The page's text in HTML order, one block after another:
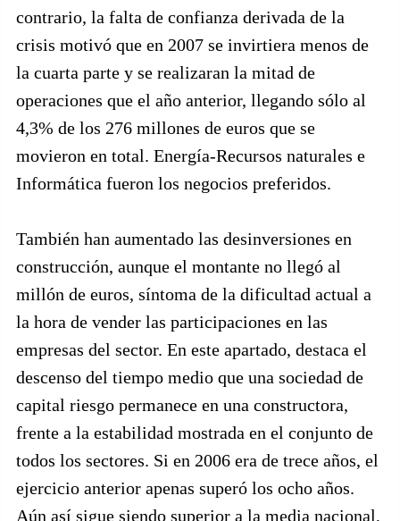
contrario, la falta de confianza derivada de la
crisis motivó que en 2007 se invirtiera menos de
la cuarta parte y se realizaran la mitad de
operaciones que el año anterior, llegando sólo al
4,3% de los 276 millones de euros que se
movieron en total. Energía-Recursos naturales e
Informática fueron los negocios preferidos.
También han aumentado las desinversiones en
construcción, aunque el montante no llegó al
millón de euros, síntoma de la dificultad actual a
la hora de vender las participaciones en las
empresas del sector. En este apartado, destaca el
descenso del tiempo medio que una sociedad de
capital riesgo permanece en una constructora,
frente a la estabilidad mostrada en el conjunto de
todos los sectores. Si en 2006 era de trece años, el
ejercicio anterior apenas superó los ocho años.
Aún así sigue siendo superior a la media nacional,